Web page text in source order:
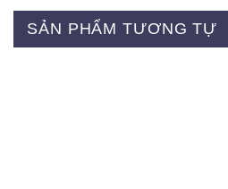
SẢN PHẨM TƯƠNG TỰ